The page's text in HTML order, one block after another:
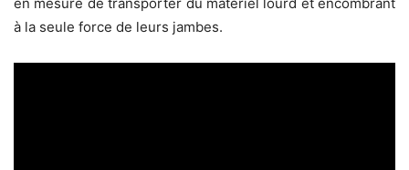
à la seule force de leurs jambes.